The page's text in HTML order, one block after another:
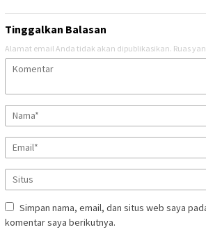
Tinggalkan Balasan
Alamat email Anda tidak akan dipublikasikan. Ruas
Simpan nama, email, dan situs web saya
komentar saya berikutnya.